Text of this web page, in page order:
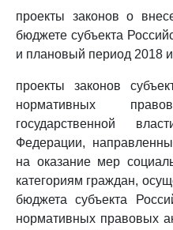
проекты законов о
бюджете субъекта
и плановый период 2018
проекты законов
нормативных
государственной
Федерации,
на оказание мер
категориям граждан,
бюджета субъекта
нормативных правовых